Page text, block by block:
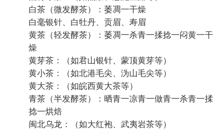
2022-5-17 22:03:40
丁侦球 中级会员
茶叶的分类及每种茶喝了的好处和实用人群
 
2022-5-17 23:49:51
Jacqueline季 中级会员 